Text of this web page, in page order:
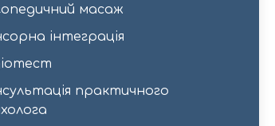
масаж
інтеграція
практичного